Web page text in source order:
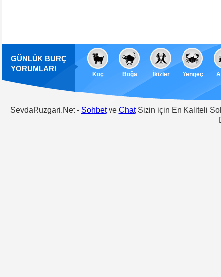
GÜNLÜK BURÇ
YORUMLARI
Koç Boğa İkizler Yengeç
SevdaRuzgari.Net - Sohbetve ChatSizin için En Kaliteli